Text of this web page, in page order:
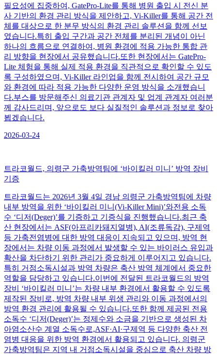
필요성에 집중하여, GatePro-Lite를 통해 병원 출입 시 전신 분
사 기반의 환경 관리 방식을 제안하고, Vi-Killer를 통해 공간 전
체를 대상으로 한 분무 방식의 환경 관리 솔루션을 함께 선보
였습니다.특히 출입 구간과 공간 전체를 분리된 개념이 아닌
하나의 흐름으로 연결하여, 병원 환경에 적용 가능한 통합 관
리 방향을 현장에서 공유했습니다.또한 현장에서는 GatePro-
Lite 체험을 통해 실제 적용 환경을 직관적으로 확인할 수 있도
록 구성하였으며, Vi-Killer 라인업을 함께 전시하여 공간 규모
와 환경에 따라 적용 가능한 다양한 운영 방식을 소개했습니
다.부스를 방문해주신 의료기관 관계자 및 업계 관계자 여러분
께 감사드리며, 앞으로도 보다 실질적인 솔루션과 정보로 찾아
뵙겠습니다.​
2026-03-24
트라코월드, 의령군 가축방역팀에 ‘바이킬러 미니’ 방역 장비
기증
트라코월드는 2026년 3월 4일 경남 의령군 가축방역팀에 차량
내부 방역을 위한 ‘바이킬러 미니(Vi-Killer Mini)’와전용 소독
수 ‘디저(Deger)’를 기증하고 기증식을 진행했습니다.최근 축
산 현장에서는 ASF(아프리카돼지열병), AI(조류독감), 구제역
등 가축전염병에 대한 방역 대응이 지속되고 있으며, 방역 현
장에서는 차량 이동 과정에서 발생할 수 있는 바이러스 유입과
확산을 차단하기 위한 관리가 중요하게 이루어지고 있습니다.
특히 거점소독시설과 방역 차량은 축산 방역 체계에서 중요한
역할을 담당하고 있습니다.이번에 전달된 트라코월드의 방역
장비 ‘바이킬러 미니’는 차량 내부 환경에서 활용할 수 있도록
제작된 장비로, 방역 차량 내부 위생 관리와 이동 과정에서의
방역 환경 관리에 활용될 수 있습니다.또한 함께 제공된 전용
소독수 ‘디저(Deger)’는 정제수와 소금을 기반으로 생성된 차
아염소산수 계열 소독수로,ASF·AI·구제역 등 다양한 축산 전
염병 대응을 위한 방역 환경에서 활용되고 있습니다. ​의령군
가축방역팀은 지역 내 거점소독시설을 중심으로 축산 차량 방